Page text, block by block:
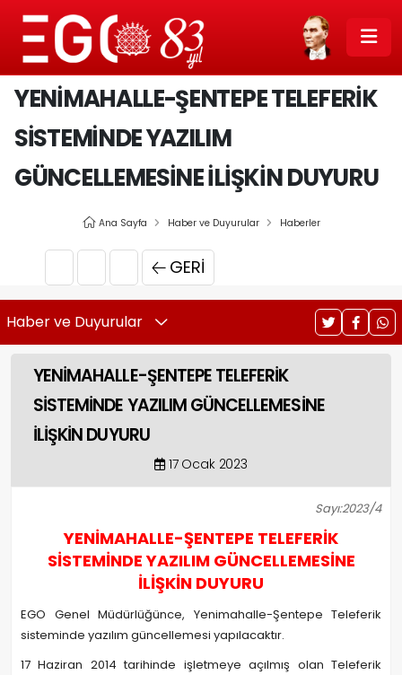
YENİMAHALLE-ŞENTEPE TELEFERİK
SİSTEMİNDE YAZILIM
GÜNCELLEMESİNE İLİŞKİN DUYURU
Ana Sayfa Haber ve Duyurular Haberler
GERI
Haber ve Duyurular
YENİMAHALLE-ŞENTEPE TELEFERİK
SİSTEMİNDE YAZILIM GÜNCELLEMESİNE
İLİŞKİN DUYURU
17 Ocak 2023
Sayı:2023/4
YENİMAHALLE-ŞENTEPE TELEFERİK
SİSTEMİNDE YAZILIM GÜNCELLEMESİNE
İLİŞKİN DUYURU
EGO Genel Müdürlüğünce, Yenimahalle-Şentepe Teleferik
sisteminde yazılım güncellemesi yapılacaktır.
17 Haziran 2014 tarihinde işletmeye açılmış olan Teleferik